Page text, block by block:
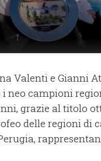
Valenti e Gianni
neo campioni
grazie al titolo
delle regioni di